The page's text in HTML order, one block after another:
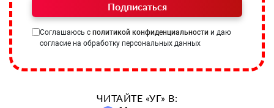
Подписаться
Соглашаюсь с политикой конфиденциальности и даю
согласие на обработку персональных данных
ЧИТАЙТЕ «УГ» В: